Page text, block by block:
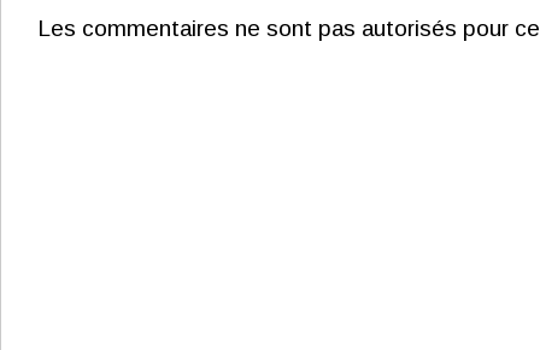
Les commentaires ne sont pas autorisés pour